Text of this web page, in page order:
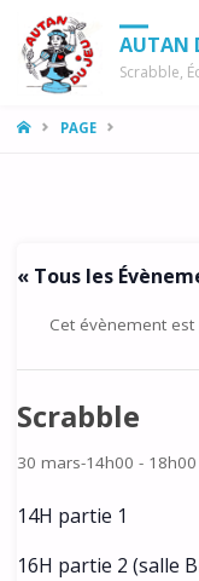
AUTAN
Scrabble,
LA
PAGE
« Tous les
Cet évènement est
Scrabble
30 mars-14h00 - 18h00
14H partie 1
16H partie 2 (salle